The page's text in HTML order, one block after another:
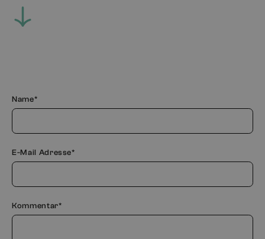
Name*
E-Mail Adresse*
Kommentar*